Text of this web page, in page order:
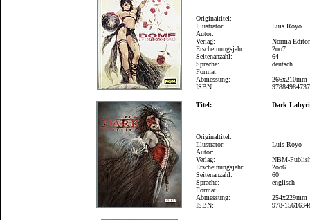
Originaltitel:
Illustrator:
Autor:
Verlag:
Erscheinungsjahr:
Seitenanzahl:
Sprache:
Format:
Abmessung:
ISBN:
Luis Royo
Norma
2oo7
64
deutsch
266x210mm
Titel: Dark
Originaltitel:
Illustrator:
Autor:
Verlag:
Erscheinungsjahr:
Seitenanzahl:
Sprache:
Format:
Abmessung:
ISBN:
Luis Royo
NBM-
2oo6
60
englisch
254x229mm
978-